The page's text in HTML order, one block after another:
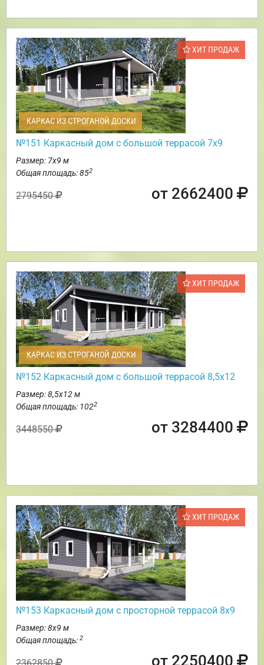
ХИТ ПРОДАЖ
КАРКАС ИЗ СТРОГАНОЙ ДОСКИ
№151 Каркасный дом с большой террасой 7х9
Размер: 7х9 м
Общая площадь: 852
2795450 от 2662400
ХИТ ПРОДАЖ
КАРКАС ИЗ СТРОГАНОЙ ДОСКИ
№152 Каркасный дом с большой террасой 8,5х12
Размер: 8,5х12 м
Общая площадь: 1022
3448550 от 3284400
ХИТ ПРОДАЖ
№153 Каркасный дом с просторной террасой 8х9
Размер: 8х9 м
Общая площадь: 2
от 2250400